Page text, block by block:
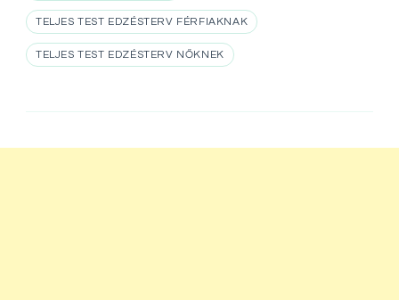
TELJES TEST EDZÉSTERV FÉRFIAKNAK
TELJES TEST EDZÉSTERV NŐKNEK